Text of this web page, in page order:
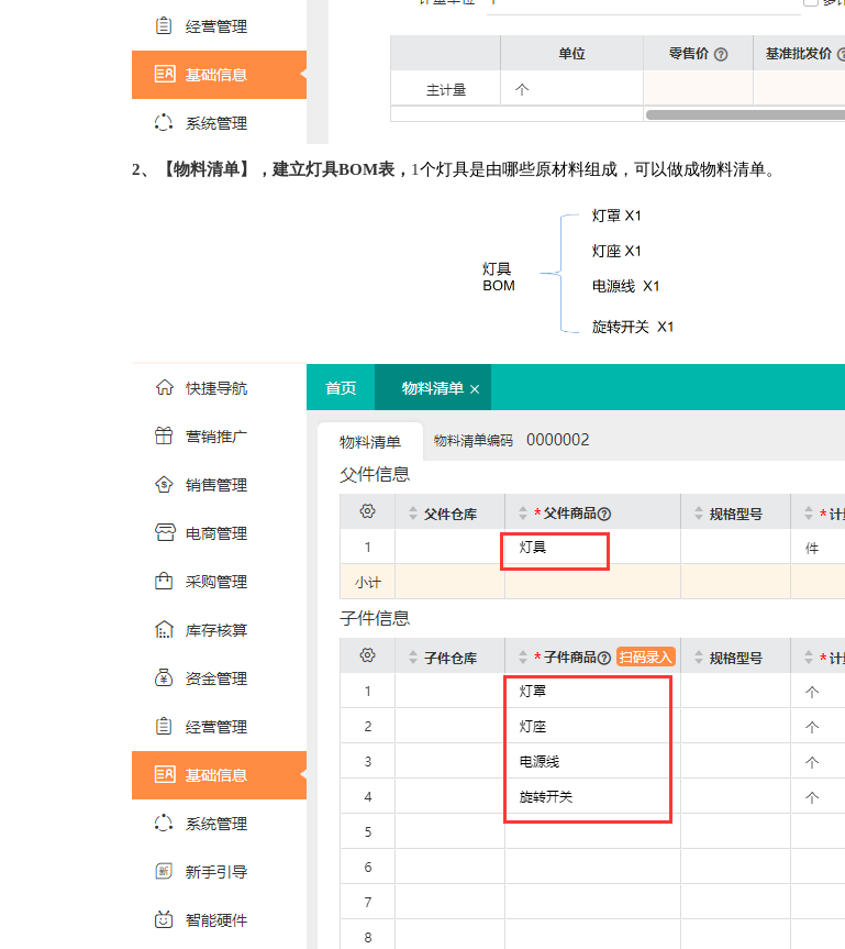
2、【物料清单】，建立灯具BOM表， 1个灯具是由哪些原材料组成，可以做成物料清单。